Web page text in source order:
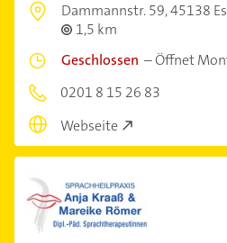
Dammannstr. 59,45138
1,5 km
Geschlossen –Öffnet
0201 8 15 26 83
Webseite